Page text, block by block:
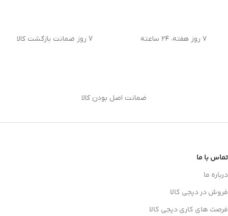
۷ روز هفته، ۲۴ ساعته 7 روز ضمانت بازگشت کالا
ضمانت اصل بودن کالا
تماس با ما
درباره ما
فروش در دیجی کالا
فرصت های کاری دیجی کالا